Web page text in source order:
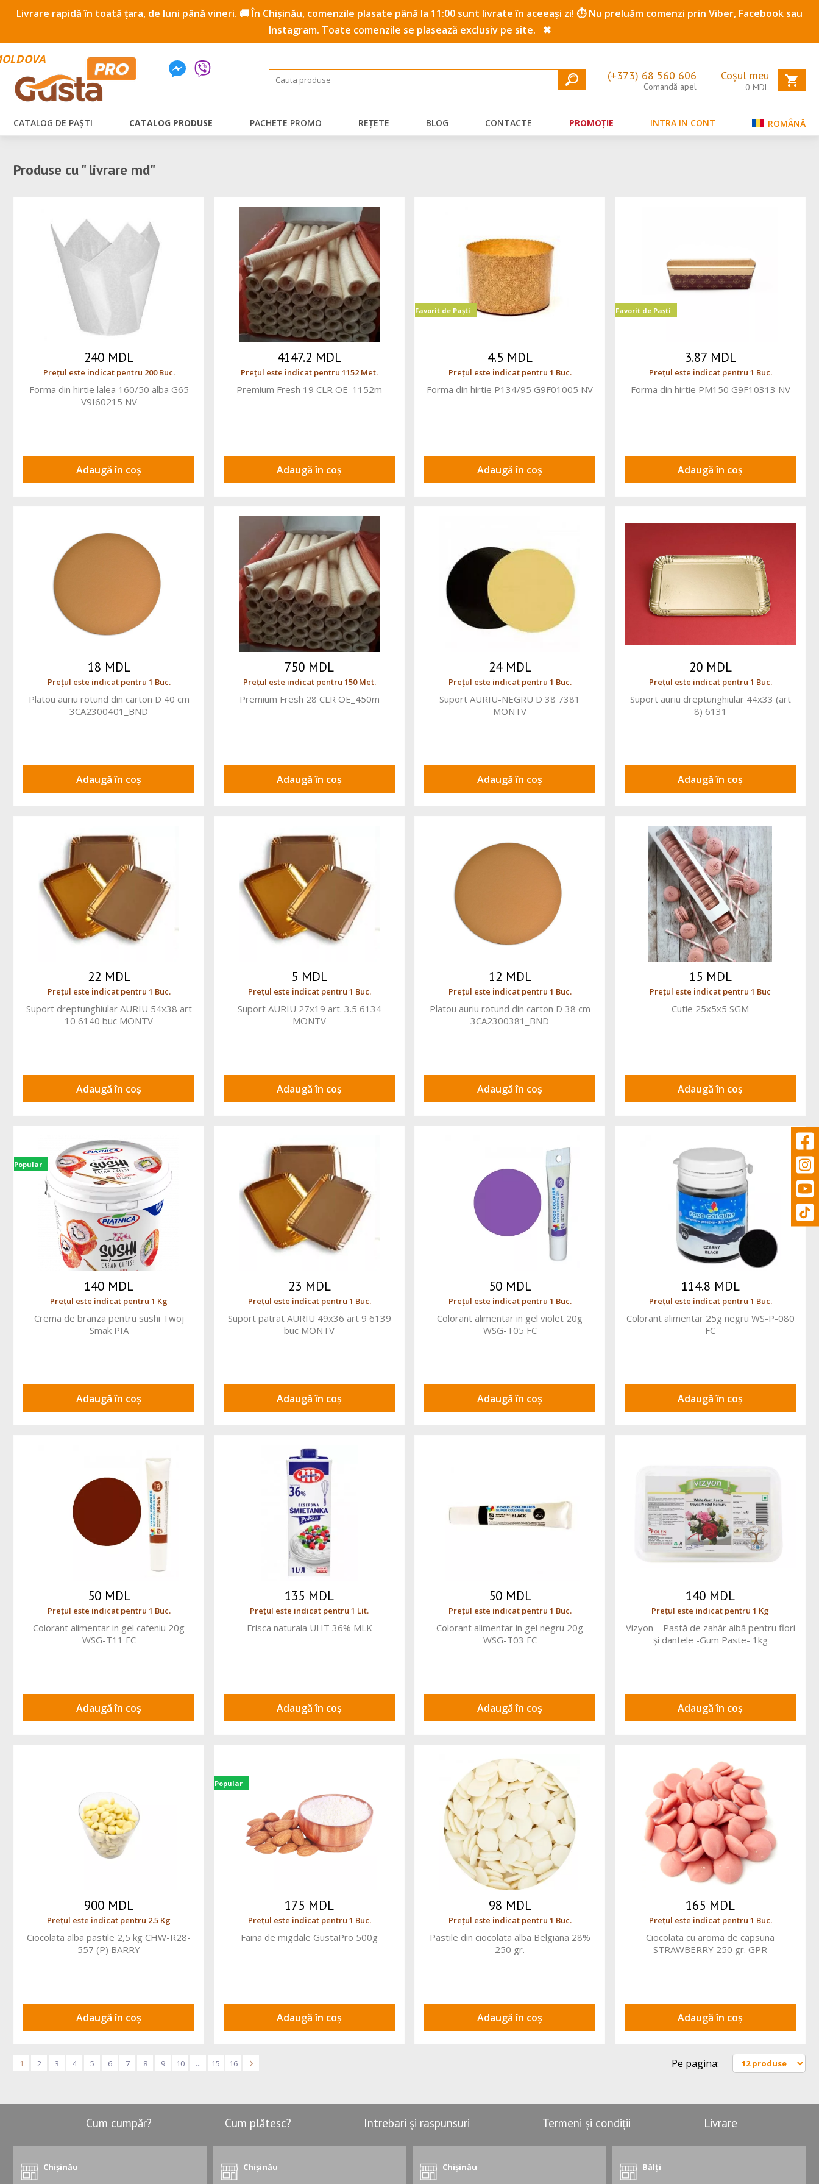
Livrare rapidă în toată țara, de luni până vineri. 🚚 În Chișinău, comenzile plasate până la 11:00 sunt livrate în aceeași zi! ⏱️ Nu preluăm comenzi prin Viber, Facebook sau
Instagram. Toate comenzile se plasează exclusiv pe site.
✖
Coșul meu
0 MDL
(+373) 68 560 606
Comandă apel
CATALOG DE PAȘTI CATALOG PRODUSE PACHETE PROMO REȚETE BLOG CONTACTE PROMOȚIE INTRA IN CONT ROMÂNĂ
Produse cu " livrare md"
240 MDL
Prețul este indicat pentru 200 Buc.
Forma din hirtie lalea 160/50 alba G65
V9I60215 NV
Adaugă în coș
4147.2 MDL
Prețul este indicat pentru 1152 Met.
Premium Fresh 19 CLR OE_1152m
Adaugă în coș
Favorit de Paști
4.5 MDL
Prețul este indicat pentru 1 Buc.
Forma din hirtie P134/95 G9F01005 NV
Adaugă în coș
Favorit de Paști
3.87 MDL
Prețul este indicat pentru 1 Buc.
Forma din hirtie PM150 G9F10313 NV
Adaugă în coș
18 MDL
Prețul este indicat pentru 1 Buc.
Platou auriu rotund din carton D 40 cm
3CA2300401_BND
Adaugă în coș
750 MDL
Prețul este indicat pentru 150 Met.
Premium Fresh 28 CLR OE_450m
Adaugă în coș
24 MDL
Prețul este indicat pentru 1 Buc.
Suport AURIU-NEGRU D 38 7381
MONTV
Adaugă în coș
20 MDL
Prețul este indicat pentru 1 Buc.
Suport auriu dreptunghiular 44x33 (art
8) 6131
Adaugă în coș
22 MDL
Prețul este indicat pentru 1 Buc.
Suport dreptunghiular AURIU 54x38 art
10 6140 buc MONTV
Adaugă în coș
5 MDL
Prețul este indicat pentru 1 Buc.
Suport AURIU 27x19 art. 3.5 6134
MONTV
Adaugă în coș
12 MDL
Prețul este indicat pentru 1 Buc.
Platou auriu rotund din carton D 38 cm
3CA2300381_BND
Adaugă în coș
15 MDL
Prețul este indicat pentru 1 Buc
Cutie 25x5x5 SGM
Adaugă în coș
Popular
140 MDL
Prețul este indicat pentru 1 Kg
Crema de branza pentru sushi Twoj
Smak PIA
Adaugă în coș
23 MDL
Prețul este indicat pentru 1 Buc.
Suport patrat AURIU 49x36 art 9 6139
buc MONTV
Adaugă în coș
50 MDL
Prețul este indicat pentru 1 Buc.
Colorant alimentar in gel violet 20g
WSG-T05 FC
Adaugă în coș
114.8 MDL
Prețul este indicat pentru 1 Buc.
Colorant alimentar 25g negru WS-P-080
FC
Adaugă în coș
50 MDL
Prețul este indicat pentru 1 Buc.
Colorant alimentar in gel cafeniu 20g
WSG-T11 FC
Adaugă în coș
135 MDL
Prețul este indicat pentru 1 Lit.
Frisca naturala UHT 36% MLK
Adaugă în coș
50 MDL
Prețul este indicat pentru 1 Buc.
Colorant alimentar in gel negru 20g
WSG-T03 FC
Adaugă în coș
140 MDL
Prețul este indicat pentru 1 Kg
Vizyon – Pastă de zahăr albă pentru flori
și dantele -Gum Paste- 1kg
Adaugă în coș
900 MDL
Prețul este indicat pentru 2.5 Kg
Ciocolata alba pastile 2,5 kg CHW-R28-
557 (P) BARRY
Adaugă în coș
Popular
175 MDL
Prețul este indicat pentru 1 Buc.
Faina de migdale GustaPro 500g
Adaugă în coș
98 MDL
Prețul este indicat pentru 1 Buc.
Pastile din ciocolata alba Belgiana 28%
250 gr.
Adaugă în coș
165 MDL
Prețul este indicat pentru 1 Buc.
Ciocolata cu aroma de capsuna
STRAWBERRY 250 gr. GPR
Adaugă în coș
1 2 3 4 5 6 7 8 9 10 ... 15 16 > Pe pagina:
Cum cumpăr? Cum plătesc? Intrebari și raspunsuri Termeni și condiții Livrare
Chișinău Chișinău Chișinău Bălți